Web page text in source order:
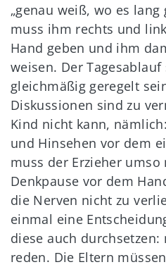
„genau weiß, wo es lang
muss ihm rechts und
Hand geben und ihm
weisen. Der
gleichmäßig geregelt
Diskussionen sind zu
Kind nicht kann,
und Hinsehen vor dem
muss der Erzieher umso
Denkpause vor dem
die Nerven nicht zu
einmal eine
diese auch
reden. Die Eltern